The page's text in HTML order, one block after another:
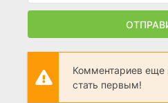
Комментариев
стать первым!